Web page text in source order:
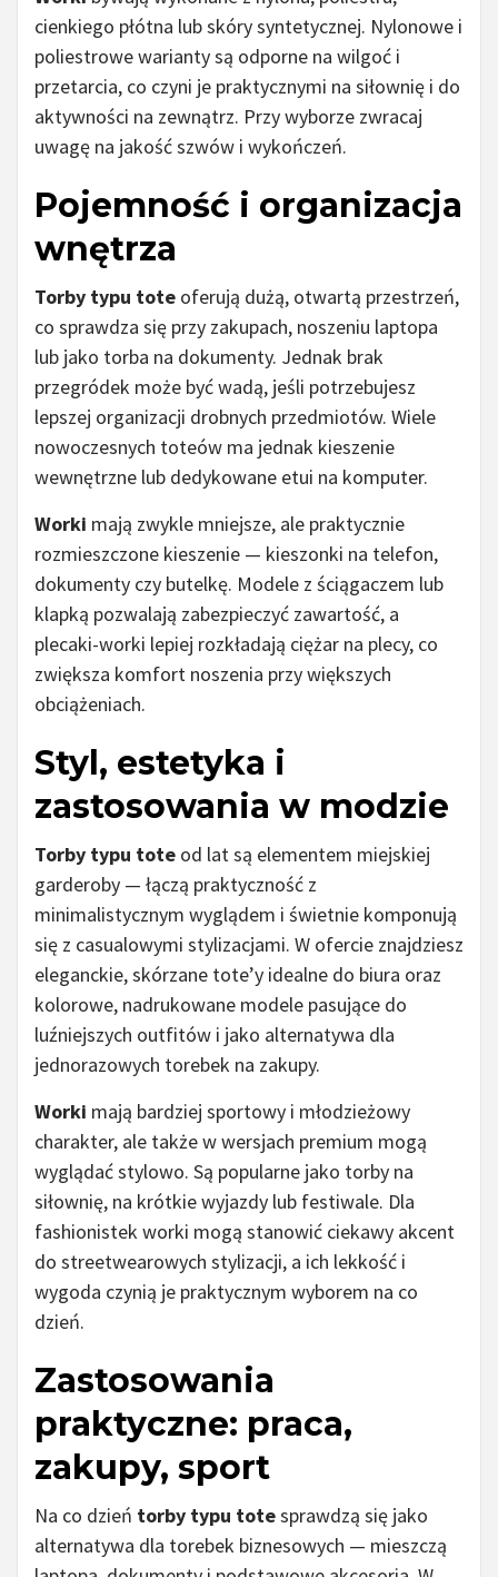
cienkiego płótna lub skóry syntetycznej. Nylonowe i
poliestrowe warianty są odporne na wilgoć i
przetarcia, co czyni je praktycznymi na siłownię i do
aktywności na zewnątrz. Przy wyborze zwracaj
uwagę na jakość szwów i wykończeń.
Pojemność i organizacja
wnętrza
Torby typu tote oferują dużą, otwartą przestrzeń,
co sprawdza się przy zakupach, noszeniu laptopa
lub jako torba na dokumenty. Jednak brak
przegródek może być wadą, jeśli potrzebujesz
lepszej organizacji drobnych przedmiotów. Wiele
nowoczesnych toteów ma jednak kieszenie
wewnętrzne lub dedykowane etui na komputer.
Worki mają zwykle mniejsze, ale praktycznie
rozmieszczone kieszenie — kieszonki na telefon,
dokumenty czy butelkę. Modele z ściągaczem lub
klapką pozwalają zabezpieczyć zawartość, a
plecaki-worki lepiej rozkładają ciężar na plecy, co
zwiększa komfort noszenia przy większych
obciążeniach.
Styl, estetyka i
zastosowania w modzie
Torby typu tote od lat są elementem miejskiej
garderoby — łączą praktyczność z
minimalistycznym wyglądem i świetnie komponują
się z casualowymi stylizacjami. W ofercie znajdziesz
eleganckie, skórzane tote’y idealne do biura oraz
kolorowe, nadrukowane modele pasujące do
luźniejszych outfitów i jako alternatywa dla
jednorazowych torebek na zakupy.
Worki mają bardziej sportowy i młodzieżowy
charakter, ale także w wersjach premium mogą
wyglądać stylowo. Są popularne jako torby na
siłownię, na krótkie wyjazdy lub festiwale. Dla
fashionistek worki mogą stanowić ciekawy akcent
do streetwearowych stylizacji, a ich lekkość i
wygoda czynią je praktycznym wyborem na co
dzień.
Zastosowania
praktyczne: praca,
zakupy, sport
Na co dzień torby typu totesprawdzą się jako
alternatywa dla torebek biznesowych — mieszczą